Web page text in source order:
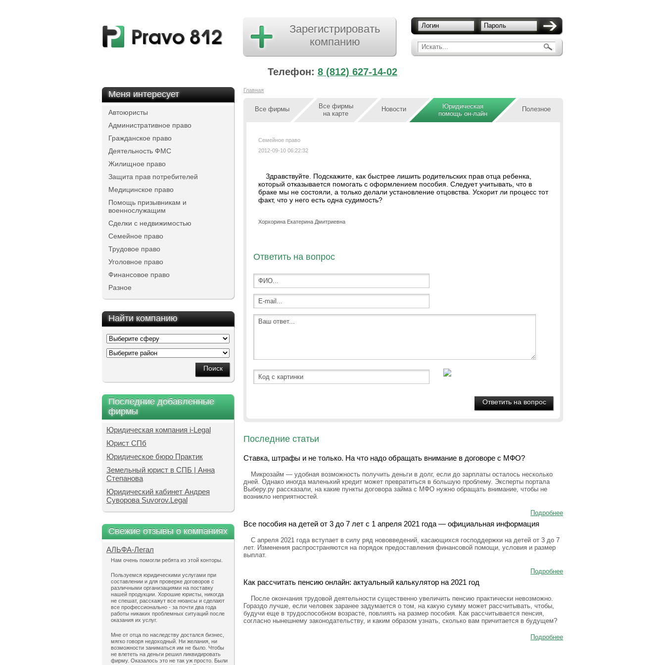
Искать...
Логин Пароль
Зарегистрировать
компанию
Телефон: 8 (812) 627-14-02
Меня интересует
Автоюристы
Административное право
Гражданское право
Деятельность ФМС
Жилищное право
Защита прав потребителей
Медицинское право
Помощь призывникам и
военнослужащим
Сделки с недвижимостью
Семейное право
Трудовое право
Уголовное право
Финансовое право
Разное
Найти компанию
Последние добавленные
фирмы
Юридическая компания i-Legal
Юрист СПб
Юридическое бюро Практик
Земельный юрист в СПБ | Анна
Степанова
Юридический кабинет Андрея
Суворова Suvorov.Legal
Свежие отзывы о компаниях
АЛЬФА-Легал
Нам очень помогли ребята из этой конторы.
Пользуемся юридическими услугами при
составлении и для проверке договоров с
различными организациями на поставку
нашей продукции. Хорошие юристы, никогда
не спешат, расскажут все нюансы и сделают
все профессионально - за почти два года
работы никаких проблемных ситуаций после
оказания их услуг.
Мне от отца по наследству достался бизнес,
мягко говоря недоходный. Ни желания, ни
возможности заниматься им не было. Чтобы
не влететь на деньги решил ликвидировать
фирму. Оказалось это не так уж просто. Были
Главная
Все фирмы
Все фирмы
на карте
Новости
Юридическая
помощь он-лайн
Полезное
Семейное право
2012-09-10 06:22:32
Здравствуйте. Подскажите, как быстрее лишить родительских прав отца ребенка,
который отказывается помогать с оформлением пособия. Следует учитывать, что в
браке мы не состояли, а только делали установление отцовства. Ускорит ли процесс тот
факт, что у него есть одна судимость?
Хорхорина Екатерина Дмитриевна
Ответить на вопрос
Последние статьи
Ставка, штрафы и не только. На что надо обращать внимание в договоре с МФО?
Микрозайм — удобная возможность получить деньги в долг, если до зарплаты осталось несколько
дней. Однако иногда маленький кредит может превратиться в большую проблему. Эксперты портала
Выберу.ру рассказали, на какие пункты договора займа с МФО нужно обращать внимание, чтобы не
возникло неприятностей.
Подробнее
Все пособия на детей от 3 до 7 лет с 1 апреля 2021 года — официальная информация
С апреля 2021 года вступает в силу ряд нововведений, касающихся господдержки на детей от 3 до 7
лет. Изменения распространяются на порядок предоставления финансовой помощи, условия и размер
выплат.
Подробнее
Как рассчитать пенсию онлайн: актуальный калькулятор на 2021 год
После окончания трудовой деятельности существенно увеличить пенсию практически невозможно.
Гораздо лучше, если человек заранее задумается о том, на какую сумму может рассчитывать, чтобы,
будучи еще в трудоспособном возрасте, повлиять на размер пособия. Как рассчитывается пенсия,
согласно нынешнему законодательству, и каким образом узнать, сколько вам причитается в будущем?
Подробнее